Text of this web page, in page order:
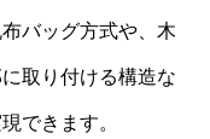
バッグ方式や、木
取り付ける構造な
できます。